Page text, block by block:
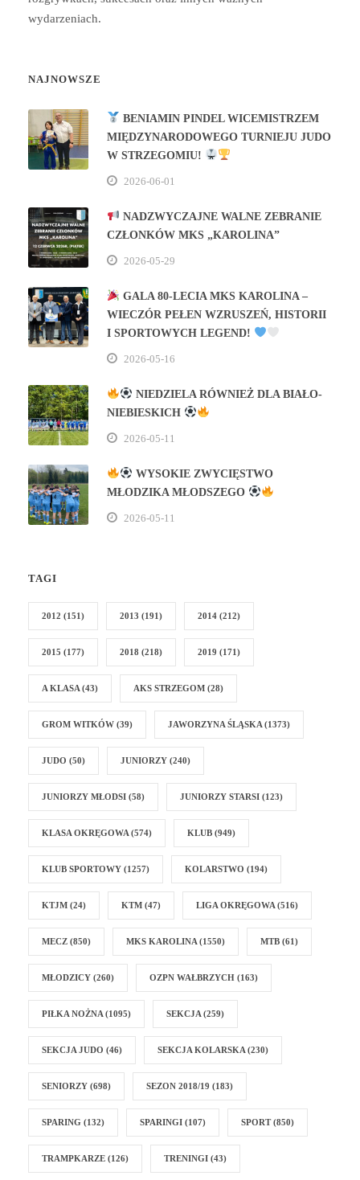
wydarzeniach.
NAJNOWSZE
BENIAMIN PINDEL WICEMISTRZEM
MIĘDZYNARODOWEGO TURNIEJU JUDO
W STRZEGOMIU!
2026-06-01
NADZWYCZAJNE WALNE ZEBRANIE
CZŁONKÓW MKS „KAROLINA”
2026-05-29
GALA 80‑LECIA MKS KAROLINA –
WIECZÓR PEŁEN WZRUSZEŃ, HISTORII
I SPORTOWYCH LEGEND!
2026-05-16
NIEDZIELA RÓWNIEŻ DLA BIAŁO-
NIEBIESKICH
2026-05-11
WYSOKIE ZWYCIĘSTWO
MŁODZIKA MŁODSZEGO
2026-05-11
TAGI
2012 (151) 2013 (191) 2014 (212)
2015 (177) 2018 (218) 2019 (171)
A KLASA (43) AKS STRZEGOM (28)
GROM WITKÓW (39) JAWORZYNA ŚLĄSKA (1373)
JUDO (50) JUNIORZY (240)
JUNIORZY MŁODSI (58) JUNIORZY STARSI (123)
KLASA OKRĘGOWA (574) KLUB (949)
KLUB SPORTOWY (1257) KOLARSTWO (194)
KTJM (24) KTM (47) LIGA OKRĘGOWA (516)
MECZ (850) MKS KAROLINA (1550) MTB (61)
MŁODZICY (260) OZPN WAŁBRZYCH (163)
PIŁKA NOŻNA (1095) SEKCJA (259)
SEKCJA JUDO (46) SEKCJA KOLARSKA (230)
SENIORZY (698) SEZON 2018/19 (183)
SPARING (132) SPARINGI (107) SPORT(850)
TRAMPKARZE (126) TRENINGI (43)